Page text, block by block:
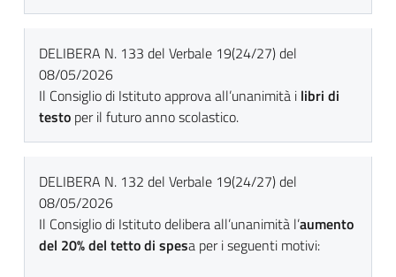
DELIBERA N. 133 del Verbale 19(24/27) del
08/05/2026
Il Consiglio di Istituto approva all’unanimità i libri di
testo per il futuro anno scolastico.
DELIBERA N. 132 del Verbale 19(24/27) del
08/05/2026
Il Consiglio di Istituto delibera all’unanimità l’aumento
del 20% del tetto di spesa per i seguenti motivi: